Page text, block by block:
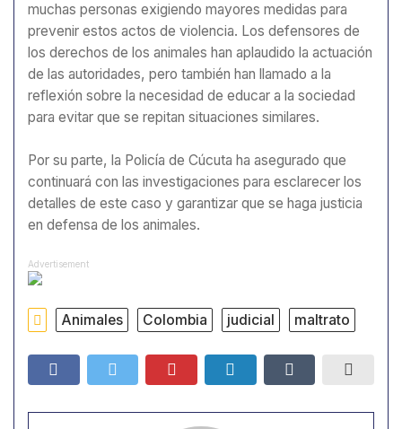
muchas personas exigiendo mayores medidas para
prevenir estos actos de violencia. Los defensores de
los derechos de los animales han aplaudido la actuación
de las autoridades, pero también han llamado a la
reflexión sobre la necesidad de educar a la sociedad
para evitar que se repitan situaciones similares.
Por su parte, la Policía de Cúcuta ha asegurado que
continuará con las investigaciones para esclarecer los
detalles de este caso y garantizar que se haga justicia
en defensa de los animales.
Advertisement
Animales Colombia judicial maltrato